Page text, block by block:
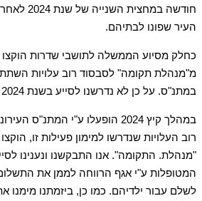
חודשה
העיר שפונו לבתיהם.
כחלק מסיוע הממשלה לתושבי שדרות הוקצו
מ"מנהלת תקומה" לסבסוד רוב עלויות
במתנ"ס. על כן לא נדרשנו לסייע בשנת 2024 בעניין זה.
במהלך קיץ 2024 הופעלו ע"י המתנ"ס
רוב העלויות שנדרשו למימון פעילות זו,
"מנהלת. התקומה". אנו התבקשנו ונענינו
המטופלות ע"י אגף הרווחה לממן את
לשלם עבור ילדיהם. כמו כן, ביזמתנו